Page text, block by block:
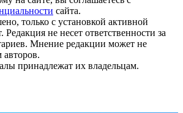
сайта.
только с установкой активной
Редакция не несет ответственности за
Мнение редакции может не
авторов.
принадлежат их владельцам.